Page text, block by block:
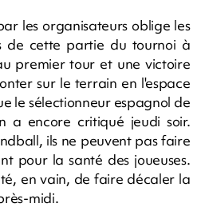
les organisateurs oblige les
de cette partie du tournoi à
premier tour et une victoire
sur le terrain en l'espace
le sélectionneur espagnol de
a encore critiqué jeudi soir.
ils ne peuvent pas faire
pour la santé des joueuses.
en vain, de faire décaler la
midi.